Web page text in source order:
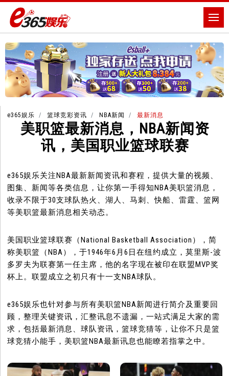
e365娱乐 篮球竞彩资讯 NBA新闻 最新消息
美职篮最新消息，NBA新闻资
讯，美国职业篮球联赛
e365娱乐关注NBA最新新闻资讯和赛程，提供大量的视频、
图集、新闻等各类信息，让你第一手得知NBA美职篮消息，
收录不限于30支球队热火、湖人、马刺、快船、雷霆、篮网
等美职篮最新消息相关动态。
美国职业篮球联赛（National Basketball Association），简
称美职篮（NBA），于1946年6月6日在纽约成立，莫里斯-波
多罗夫为联赛第一任主席，他的名字现在被印在联盟MVP奖
杯上。联盟成立之初只有十一支NBA球队。
e365娱乐也针对参与所有美职篮NBA新闻进行简介及重要回
顾，整理关键资讯，汇整讯息不遗漏，一站式满足大家的需
求，包括最新消息、球队资讯，篮球竞猜等，让你不只是篮
球竞猜小能手，美职篮NBA最新讯息也能瞭若指掌之中。